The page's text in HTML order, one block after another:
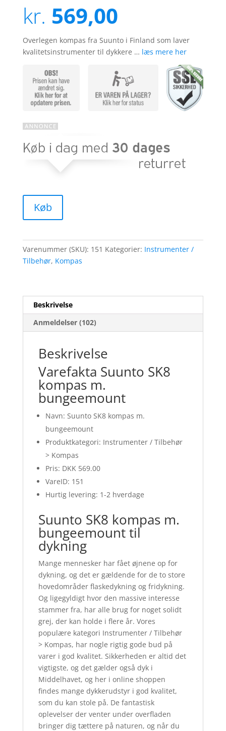
baseret på
kundebedøm
melser
kr. 569,00
Overlegen kompas fra Suunto i Finland som laver
kvalitetsinstrumenter til dykkere … læs mere her
Køb
Varenummer (SKU): 151 Kategorier: Instrumenter /
Tilbehør, Kompas
Beskrivelse
Anmeldelser (102)
Beskrivelse
Varefakta Suunto SK8
kompas m.
bungeemount
Navn: Suunto SK8 kompas m.
bungeemount
Produktkategori: Instrumenter / Tilbehør
> Kompas
Pris: DKK 569.00
VareID: 151
Hurtig levering: 1-2 hverdage
Suunto SK8 kompas m.
bungeemount til
dykning
Mange mennesker har fået øjnene op for
dykning, og det er gældende for de to store
hovedområder flaskedykning og fridykning.
Og ligegyldigt hvor den massive interesse
stammer fra, har alle brug for noget solidt
grej, der kan holde i flere år. Vores
populære kategori Instrumenter / Tilbehør
> Kompas, har nogle rigtig gode bud på
varer i god kvalitet. Sikkerheden er altid det
vigtigste, og det gælder også dyk i
Middelhavet, og her i online shoppen
findes mange dykkerudstyr i god kvalitet,
som du kan stole på. De fantastisk
oplevelser der venter under overfladen
bringer dig tættere på naturen, og når du